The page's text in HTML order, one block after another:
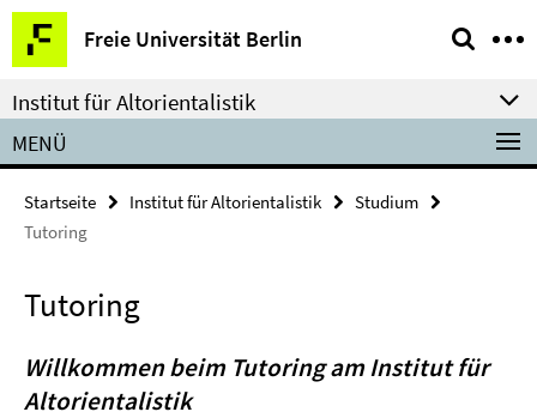
Springe
direkt
zu
Inhalt
Freie Universität Berlin
Service-
Navigation
Institut für Altorientalistik
MENÜ
Startseite Institut für Altorientalistik
Studium
Tutoring
Tutoring
Willkommen beim Tutoring am Institut für
Altorientalistik